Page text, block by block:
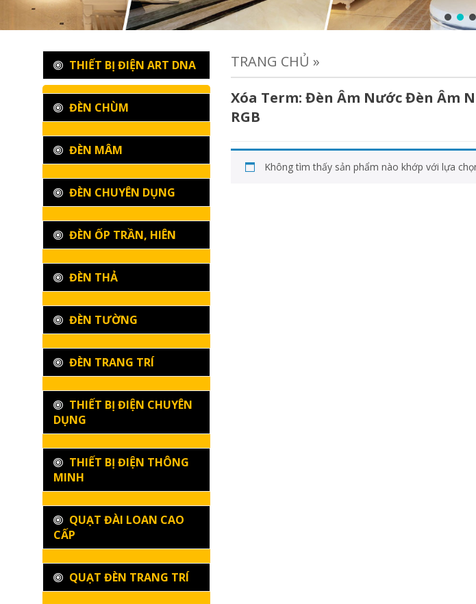
TRANG CHỦ »
Xóa Term: Đèn Âm Nước Đèn Âm
RGB
Không tìm thấy sản phẩm nào khớp với lựa
THIẾT BỊ ĐIỆN ART DNA
ĐÈN CHÙM
ĐÈN MÂM
ĐÈN CHUYÊN DỤNG
ĐÈN ỐP TRẦN, HIÊN
ĐÈN THẢ
ĐÈN TƯỜNG
ĐÈN TRANG TRÍ
THIẾT BỊ ĐIỆN CHUYÊN
DỤNG
THIẾT BỊ ĐIỆN THÔNG
MINH
QUẠT ĐÀI LOAN CAO
CẤP
QUẠT ĐÈN TRANG TRÍ